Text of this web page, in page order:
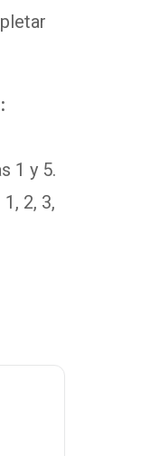
1 y 5.
2, 3,